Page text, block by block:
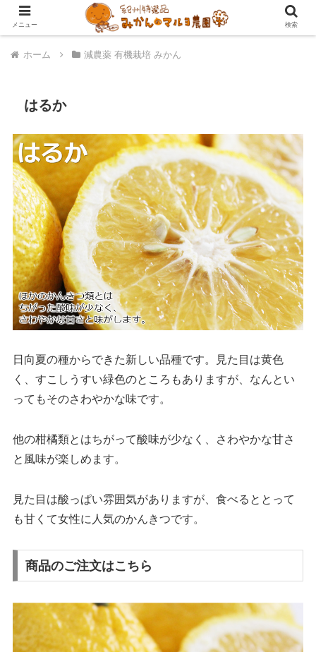
ホーム 減農薬 有機栽培 みかん
はるか
日向夏の種からできた新しい品種です。見た目は黄色
く、すこしうすい緑色のところもありますが、なんとい
ってもそのさわやかな味です。
他の柑橘類とはちがって酸味が少なく、さわやかな甘さ
と風味が楽しめます。
見た目は酸っぱい雰囲気がありますが、食べるととって
も甘くて女性に人気のかんきつです。
商品のご注文はこちら
メニュー 検索